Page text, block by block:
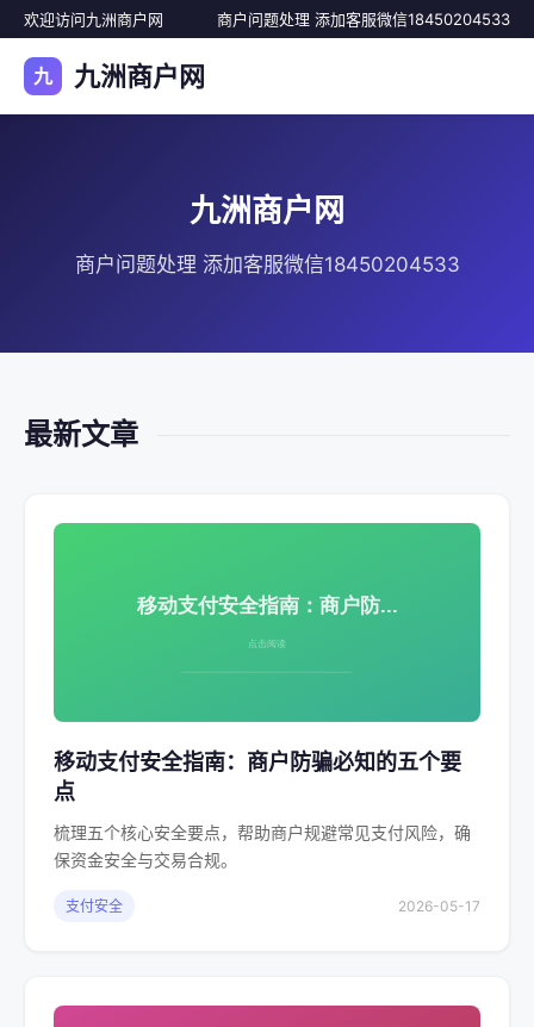
欢迎访问九洲商户网 商户问题处理 添加客服微信18450204533
九 九洲商户网
九洲商户网
商户问题处理 添加客服微信18450204533
最新文章
移动支付安全指南：商户防骗必知的五个要
点
梳理五个核心安全要点，帮助商户规避常见支付风险，确
保资金安全与交易合规。
支付安全 2026-05-17